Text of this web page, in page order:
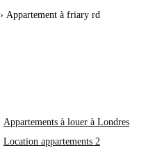
› Appartement à friary rd
Appartements à louer à Londres
Location appartements 2